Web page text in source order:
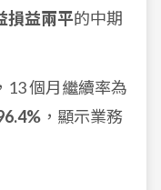
損益兩平的中期
13 個月繼續率為
，顯示業務